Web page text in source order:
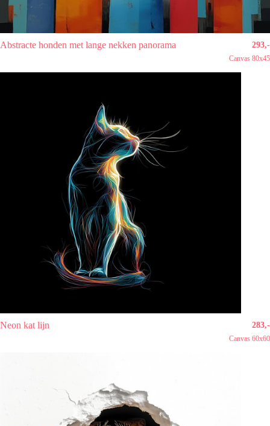
Abstracte honden met lange nekken panorama 293,-
Canvas 80x45
Neon kat lijn 283,-
Canvas 60x60